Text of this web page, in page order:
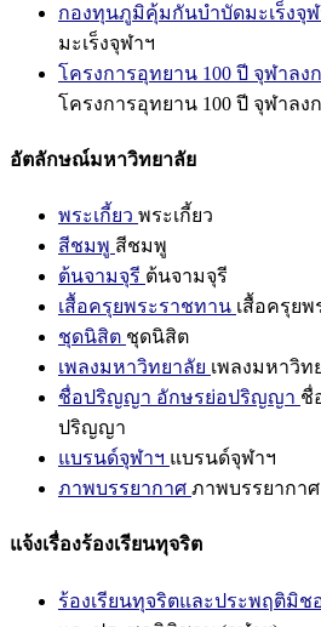
กองทุนภูมิคุ้มกันบำบัดมะเร็งจุฬ
มะเร็งจุฬาฯ
โครงการอุทยาน 100 ปี จุฬาล
โครงการอุทยาน 100 ปี จุฬาล
อัตลักษณ์มหาวิทยาลัย
พระเกี้ยว พระเกี้ยว
สีชมพู สีชมพู
ต้นจามจุรี ต้นจามจุรี
เสื้อครุยพระราชทาน เสื้อครุย
ชุดนิสิต ชุดนิสิต
เพลงมหาวิทยาลัย เพลงมหาวิท
ชื่อปริญญา อักษรย่อปริญญา ชื่
ปริญญา
แบรนด์จุฬาฯ แบรนด์จุฬาฯ
ภาพบรรยากาศ ภาพบรรยากาศ
แจ้งเรื่องร้องเรียนทุจริต
ร้องเรียนทุจริตและประพฤติมิช